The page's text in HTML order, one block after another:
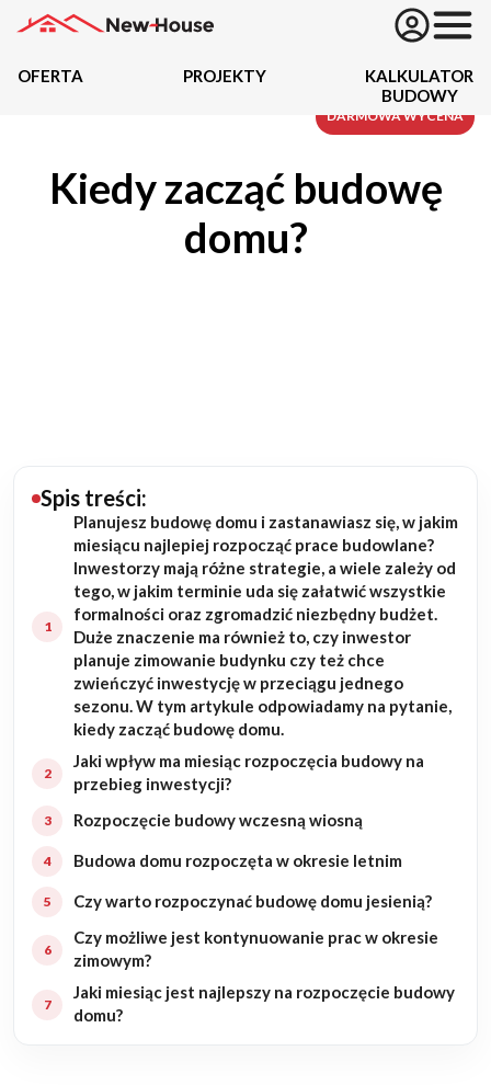
Oferta
Budowa domu
Rezydencje
Rozbudowa
Remonty
Budynki biurowe
Referencje
OFERTA PROJEKTY
KALKULATOR
BUDOWY
Kiedy zacząć budowę
domu?
Spis treści:
Planujesz budowę domu i zastanawiasz się, w jakim
miesiącu najlepiej rozpocząć prace budowlane?
Inwestorzy mają różne strategie, a wiele zależy od
tego, w jakim terminie uda się załatwić wszystkie
formalności oraz zgromadzić niezbędny budżet.
Duże znaczenie ma również to, czy inwestor
planuje zimowanie budynku czy też chce
zwieńczyć inwestycję w przeciągu jednego
sezonu. W tym artykule odpowiadamy na pytanie,
kiedy zacząć budowę domu.
Jaki wpływ ma miesiąc rozpoczęcia budowy na
przebieg inwestycji?
Rozpoczęcie budowy wczesną wiosną
Budowa domu rozpoczęta w okresie letnim
Czy warto rozpoczynać budowę domu jesienią?
Czy możliwe jest kontynuowanie prac w okresie
zimowym?
Jaki miesiąc jest najlepszy na rozpoczęcie budowy
domu?
DARMOWA WYCENA